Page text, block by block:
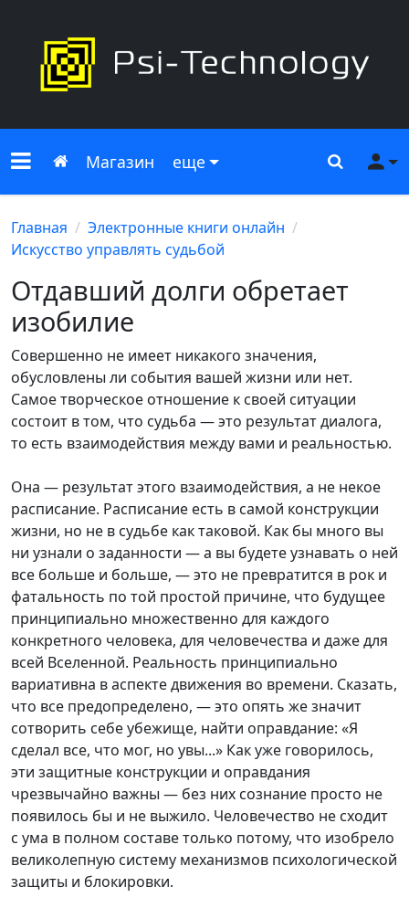
Меню сайта
Главная
Магазин еще Поиск
Главная
Электронные книги онлайн
Искусство управлять судьбой
Отдавший долги обретает
изобилие
Совершенно не имеет никакого значения,
обусловлены ли события вашей жизни или нет.
Самое творческое отношение к своей ситуации
состоит в том, что судьба — это результат диалога,
то есть взаимодействия между вами и реальностью.
Она — результат этого взаимодействия, а не некое
расписание. Расписание есть в самой конструкции
жизни, но не в судьбе как таковой. Как бы много вы
ни узнали о заданности — а вы будете узнавать о ней
все больше и больше, — это не превратится в рок и
фатальность по той простой причине, что будущее
принципиально множественно для каждого
конкретного человека, для человечества и даже для
всей Вселенной. Реальность принципиально
вариативна в аспекте движения во времени. Сказать,
что все предопределено, — это опять же значит
сотворить себе убежище, найти оправдание: «Я
сделал все, что мог, но увы...» Как уже говорилось,
эти защитные конструкции и оправдания
чрезвычайно важны — без них сознание просто не
появилось бы и не выжило. Человечество не сходит
с ума в полном составе только потому, что изобрело
великолепную систему механизмов психологической
защиты и блокировки.